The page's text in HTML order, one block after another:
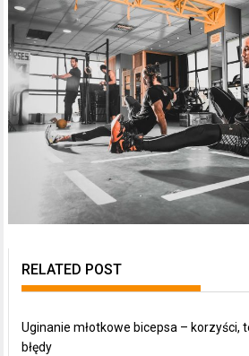
RELATED POST
Uginanie młotkowe bicepsa – korzyści,
błędy